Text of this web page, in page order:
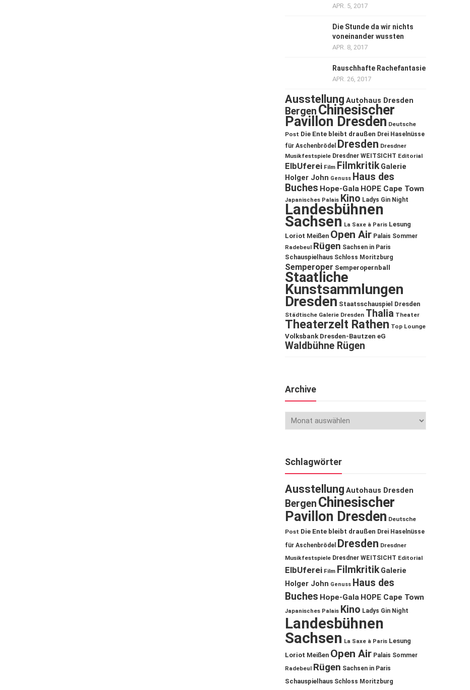
APR. 5, 2017
Die Stunde da wir nichts
voneinander wussten
APR. 8, 2017
Rauschhafte Rachefantasie
APR. 26, 2017
Ausstellung Autohaus Dresden
Bergen Chinesischer
Pavillon Dresden Deutsche
Post Die Ente bleibt draußen Drei Haselnüsse
für Aschenbrödel
Dresden Dresdner
Musikfestspiele Dresdner WEITSICHT Editorial
ElbUferei Film Filmkritik Galerie
Holger John Genuss Haus des
Buches Hope-Gala HOPE Cape Town
Japanisches Palais Kino Ladys Gin Night
Landesbühnen
Sachsen La Saxe à Paris Lesung
Loriot Meißen Open Air Palais Sommer
Radebeul Rügen Sachsen in Paris
Schauspielhaus Schloss Moritzburg
Semperoper Semperopernball
Staatliche
Kunstsammlungen
Dresden Staatsschauspiel Dresden
Städtische Galerie Dresden Thalia Theater
Theaterzelt Rathen Top Lounge
Volksbank Dresden-Bautzen eG
Waldbühne Rügen
Archive
Schlagwörter
Ausstellung Autohaus Dresden
Bergen Chinesischer
Pavillon Dresden Deutsche
Post Die Ente bleibt draußen Drei Haselnüsse
für Aschenbrödel
Dresden Dresdner
Musikfestspiele Dresdner WEITSICHT Editorial
ElbUferei Film Filmkritik Galerie
Holger John Genuss Haus des
Buches Hope-Gala HOPE Cape Town
Japanisches Palais Kino Ladys Gin Night
Landesbühnen
Sachsen La Saxe à Paris Lesung
Loriot Meißen Open Air Palais Sommer
Radebeul Rügen Sachsen in Paris
Schauspielhaus Schloss Moritzburg